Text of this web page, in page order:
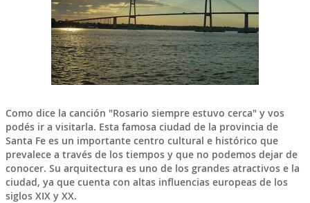
Como dice la canción "Rosario siempre estuvo cerca" y vos
podés ir a visitarla. Esta famosa ciudad de la provincia de
Santa Fe es un importante centro cultural e histórico que
prevalece a través de los tiempos y que no podemos dejar de
conocer. Su arquitectura es uno de los grandes atractivos e la
ciudad, ya que cuenta con altas influencias europeas de los
siglos XIX y XX.